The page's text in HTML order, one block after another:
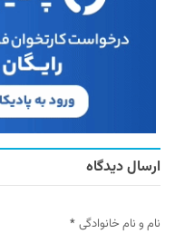
ارسال دیدگاه
نام و نام خانوادگی *